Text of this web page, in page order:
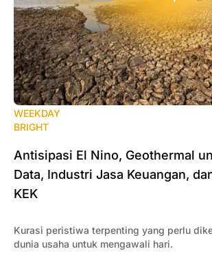
WEEKDAY
BRIGHT
Antisipasi El Nino, Geothermal
Data, Industri Jasa Keuangan,
KEK
Kurasi peristiwa terpenting yang perlu
dunia usaha untuk mengawali hari.